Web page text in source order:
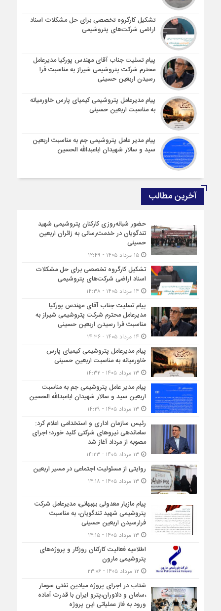
تشکیل کارگروه تخصصی برای حل مشکلات اسناد
اراضی شرکت‌های پتروشیمی
پیام تسلیت جناب آقای مهندس پوركیا مدیرعامل
محترم شركت پتروشیمی شیراز به مناسبت فرا
رسیدن اربعین حسینی
پیام مدیرعامل پتروشیمی کیمیای پارس خاورمیانه
به مناسبت اربعین حسینی
پیام مدیر عامل پتروشیمی جم به مناسبت اربعین
سید و سالار شهیدان اباعبدالله الحسین
آخرین مطالب
حضور شبانه‌روزی کارکنان پتروشیمی شهید
تندگویان در خدمت‌رسانی به زائران اربعین
حسینی
۱۵ مرداد ۱۴۰۵ - ۱۲:۴۹
تشکیل کارگروه تخصصی برای حل مشکلات
اسناد اراضی شرکت‌های پتروشیمی
پیام تسلیت جناب آقای مهندس پوركیا
مدیرعامل محترم شركت پتروشیمی شیراز به
مناسبت فرا رسیدن اربعین حسینی
پیام مدیرعامل پتروشیمی کیمیای پارس
خاورمیانه به مناسبت اربعین حسینی
پیام مدیر عامل پتروشیمی جم به مناسبت
اربعین سید و سالار شهیدان اباعبدالله الحسین
رئیس سازمان اداری و استخدامی اعلام کرد:
ساماندهی نیروهای شرکتی کلید خورد؛ اجرای
مصوبه از مرداد آغاز شد
روایتی از مسئولیت اجتماعی در مسیر اربعین
پیام مازیار معدولی بهبهانی، مدیرعامل شرکت
پتروشیمی شهید تندگویان، به مناسبت
فرارسیدن اربعین حسینی
اطلاعیه فعالیت کارکنان روزکار و پروژه‌های
پتروشیمی مارون
۱۲ مرداد ۱۴۰۵ - ۲۳:۰۶
شتاب در اجرای پروژه میادین نفتی سومار
،سامان و دلاوران،پترو ایران با قدرت آماده
ورود به فاز عملیاتی این پروژه